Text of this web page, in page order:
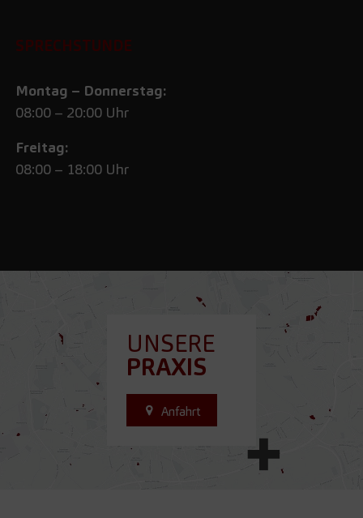
UNSERE
PRAXIS
Anfahrt
SPRECHSTUNDE
Montag – Donnerstag:
08:00 – 20:00 Uhr
Freitag:
08:00 – 18:00 Uhr